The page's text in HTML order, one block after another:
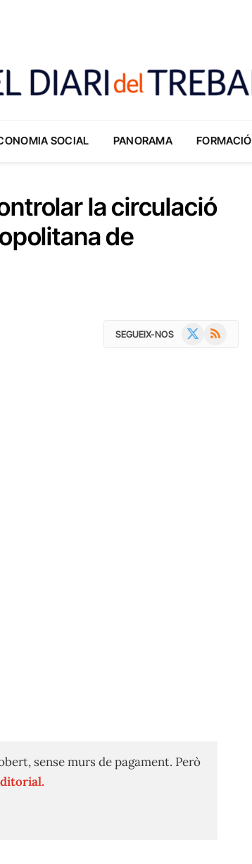
SOCIAL PANORAMA FORMACIÓ
la circulació
de
SEGUEIX-NOS RSS
sense murs de pagament. Però